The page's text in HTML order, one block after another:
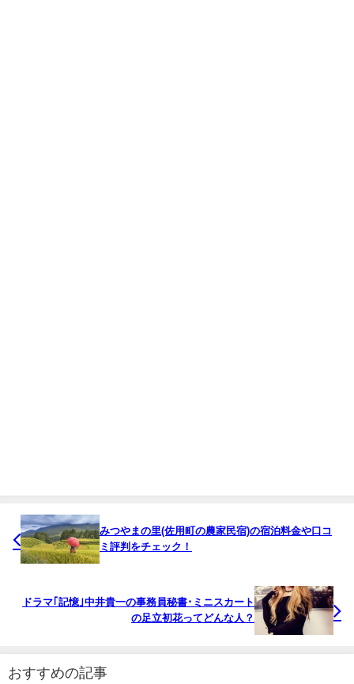
みつやまの里(佐用町の農家民宿)の宿泊料金や口コ
ミ評判をチェック！
ドラマ｢記憶｣中井貴一の事務員秘書･ミニスカート
の足立初花ってどんな人？
おすすめの記事